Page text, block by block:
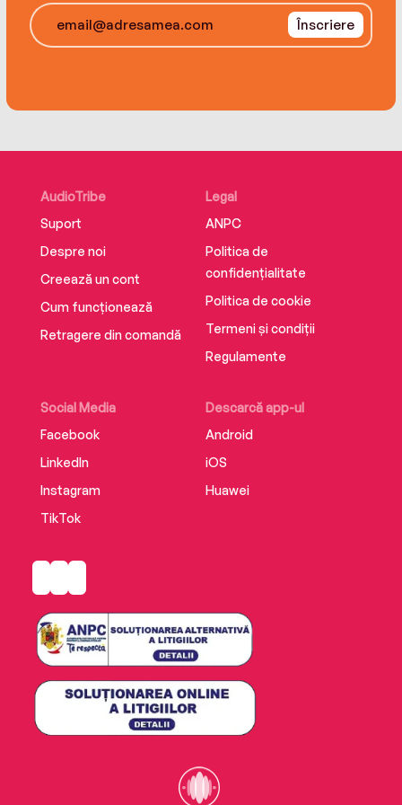
Înscriere
AudioTribe
Suport
Despre noi
Creează un cont
Cum funcționează
Retragere din comandă
Social Media
Facebook
LinkedIn
Instagram
TikTok
Descarcă app-ul
Android
iOS
Huawei
Legal
ANPC
Politica de
confidențialitate
Politica de cookie
Termeni și condiții
Regulamente